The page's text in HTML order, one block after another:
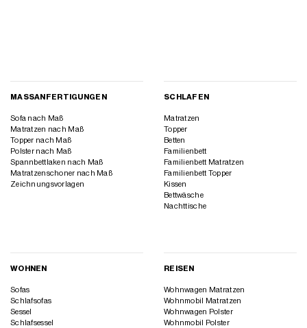
MASSANFERTIGUNGEN
Sofa nach Maß
Matratzen nach Maß
Topper nach Maß
Polster nach Maß
Spannbettlaken nach Maß
Matratzenschoner nach Maß
Zeichnungsvorlagen
SCHLAFEN
Matratzen
Topper
Betten
Familienbett
Familienbett Matratzen
Familienbett Topper
Kissen
Bettwäsche
Nachttische
WOHNEN
Sofas
Schlafsofas
Sessel
Schlafsessel
REISEN
Wohnwagen Matratzen
Wohnmobil Matratzen
Wohnwagen Polster
Wohnmobil Polster